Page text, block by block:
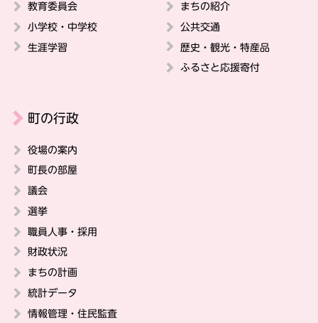
教育委員会
小学校・中学校
生涯学習
まちの紹介
公共交通
歴史・観光・特産品
ふるさと応援寄付
町の行政
役場の案内
町長の部屋
議会
選挙
職員人事・採用
財政状況
まちの計画
統計データ
情報管理・住民監査